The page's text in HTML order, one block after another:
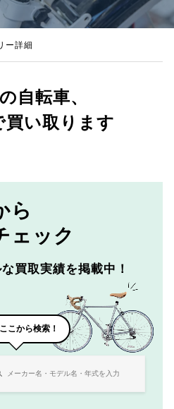
ー詳細
自転車、
買い取ります
ら
ェック
買取実績を掲載中！
こから検索！